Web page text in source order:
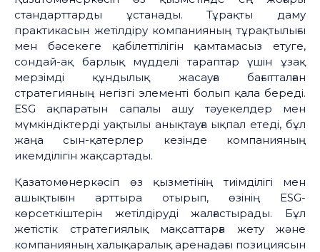
стандарттарды ұстанады. Тұрақты даму
практикасын жетілдіру компанияның тұрақтылығы
мен бәсекеге қабілеттілігін қамтамасыз етуге,
сондай-ақ барлық мүдделі тараптар үшін ұзақ
мерзімді құндылық жасауға бағытталған
стратегияның негізгі элементі болып қала береді.
ESG ақпаратын сапалы ашу тәуекелдер мен
мүмкіндіктерді уақтылы анықтауға ықпал етеді, бұл
жаңа сын-қатерлер кезінде компанияның
икемділігін жақсартады.
Қазатомөнеркәсіп өз қызметінің тиімділігі мен
ашықтығын арттыра отырып, өзінің ESG-
көрсеткіштерін жетілдіруді жалғастырады. Бұл
жетістік стратегиялық мақсаттарға жету және
компанияның халықаралық аренадағы позициясын